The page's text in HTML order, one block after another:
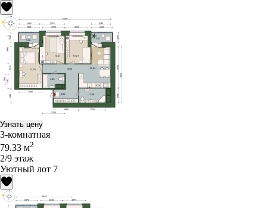
Узнать цену
3-комнатная
79.33 м2
2/9 этаж
Уютный лот 7